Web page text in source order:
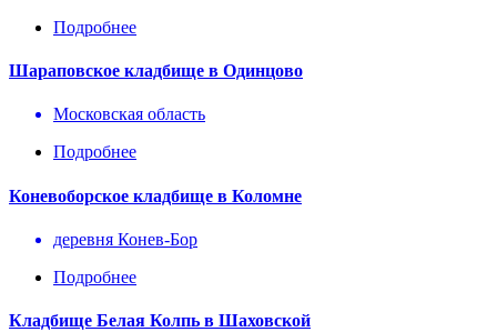
Подробнее
Шараповское кладбище в Одинцово
Московская область
Подробнее
Коневоборское кладбище в Коломне
деревня Конев-Бор
Подробнее
Кладбище Белая Колпь в Шаховской